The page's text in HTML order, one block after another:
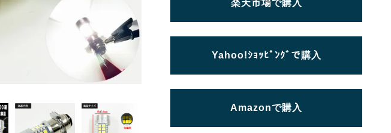
楽天市場で購入
Yahoo!ｼｮｯﾋﾟﾝｸﾞで購入
Amazonで購入